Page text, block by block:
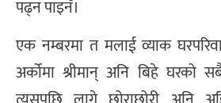
पढ्न पाइनँ।
एक नम्बरमा त मलाई व्याक
अर्कोमा श्रीमान् अनि बिहे घरको